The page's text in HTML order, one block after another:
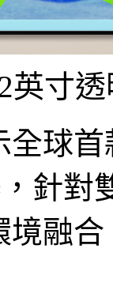
英寸
球
針對
境融合